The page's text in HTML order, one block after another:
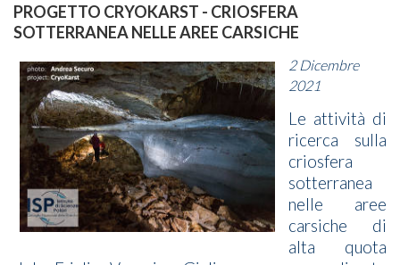
PROGETTO CRYOKARST - CRIOSFERA
SOTTERRANEA NELLE AREE CARSICHE
2 Dicembre
2021
Le attività di
ricerca sulla
criosfera
sotterranea
nelle aree
carsiche di
alta quota